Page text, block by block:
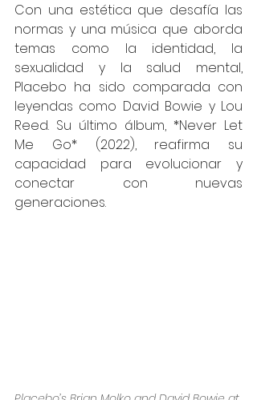
Con una estética que desafía las
normas y una música que aborda
temas como la identidad, la
sexualidad y la salud mental,
Placebo ha sido comparada con
leyendas como David Bowie y Lou
Reed. Su último álbum, *Never Let
Me Go* (2022), reafirma su
capacidad para evolucionar y
conectar con nuevas
generaciones.